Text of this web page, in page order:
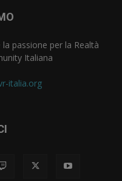
passione per la Realtà
Italiana
italia.org